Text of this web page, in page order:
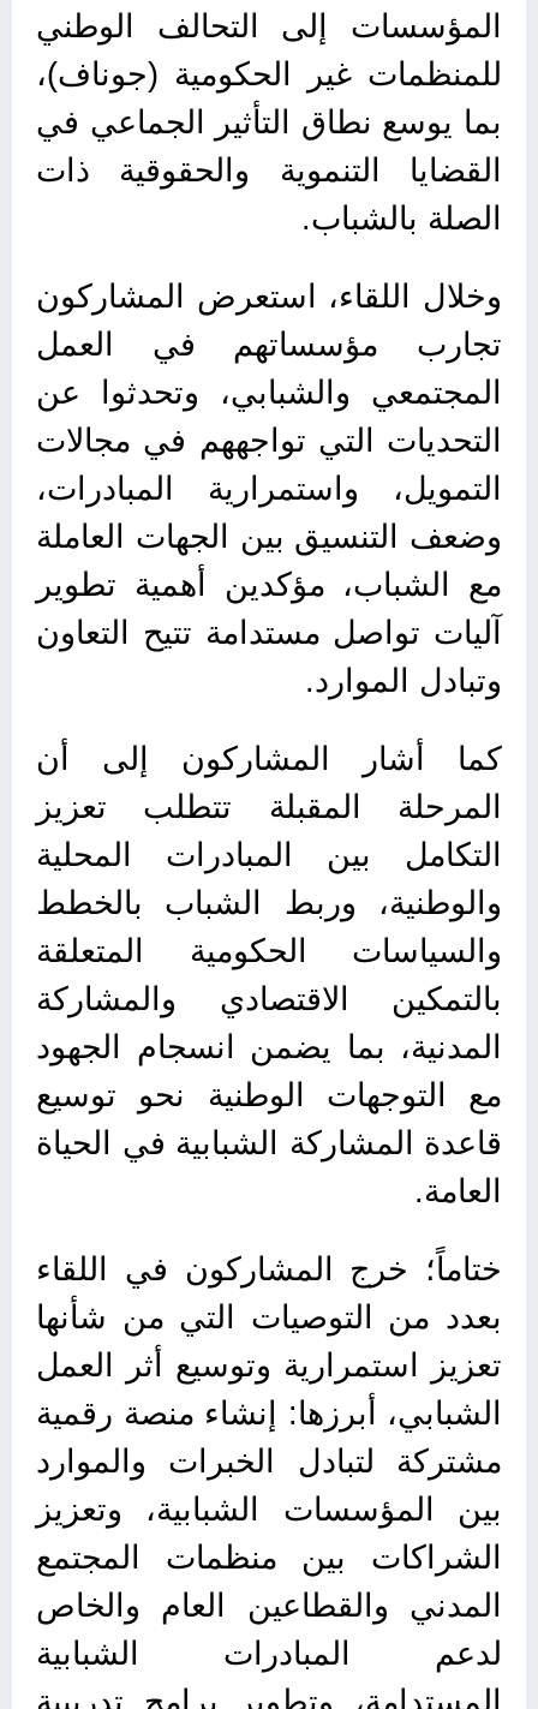
المؤسسات إلى التحالف الوطني
للمنظمات غير الحكومية (جوناف)،
بما يوسع نطاق التأثير الجماعي في
القضايا التنموية والحقوقية ذات
الصلة بالشباب.
وخلال اللقاء، استعرض المشاركون
تجارب مؤسساتهم في العمل
المجتمعي والشبابي، وتحدثوا عن
التحديات التي تواجههم في مجالات
التمويل، واستمرارية المبادرات،
وضعف التنسيق بين الجهات العاملة
مع الشباب، مؤكدين أهمية تطوير
آليات تواصل مستدامة تتيح التعاون
وتبادل الموارد.
كما أشار المشاركون إلى أن
المرحلة المقبلة تتطلب تعزيز
التكامل بين المبادرات المحلية
والوطنية، وربط الشباب بالخطط
والسياسات الحكومية المتعلقة
بالتمكين الاقتصادي والمشاركة
المدنية، بما يضمن انسجام الجهود
مع التوجهات الوطنية نحو توسيع
قاعدة المشاركة الشبابية في الحياة
العامة.
ختاماً؛ خرج المشاركون في اللقاء
بعدد من التوصيات التي من شأنها
تعزيز استمرارية وتوسيع أثر العمل
الشبابي، أبرزها: إنشاء منصة رقمية
مشتركة لتبادل الخبرات والموارد
بين المؤسسات الشبابية، وتعزيز
الشراكات بين منظمات المجتمع
المدني والقطاعين العام والخاص
لدعم المبادرات الشبابية
المستدامة، وتطوير برامج تدريبية